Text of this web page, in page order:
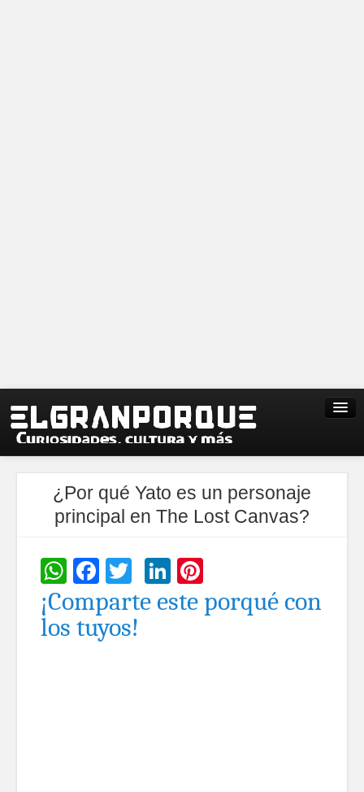
¿Por qué Yato es un personaje
principal en The Lost Canvas?
WhatsApp
Facebook
TwitterLinkedIn
¡Comparte este porqué con
los tuyos!